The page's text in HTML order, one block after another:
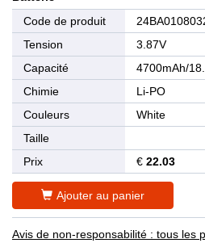
Code de produit
Tension
3.87V
Capacité
4700mAh/
Chimie
Li-PO
Couleurs
White
Taille
Prix
€ 22.03
Ajouter au panier
Avis de non-responsabilité : tous les